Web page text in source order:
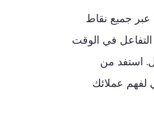
عبر جميع نقاط
التفاعل في الوقت
. استفد من
لفهم عملائك